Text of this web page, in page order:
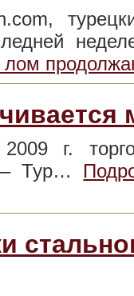
2009 г.
– Тур…